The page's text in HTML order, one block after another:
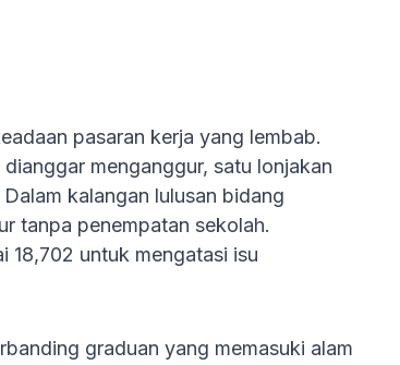
pasaran kerja yang lembab.
menganggur, satu lonjakan
kalangan lulusan bidang
tanpa penempatan sekolah.
18,702 untuk mengatasi isu
graduan yang memasuki alam